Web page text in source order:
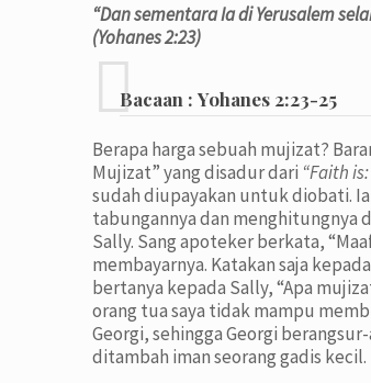
“Dan sementara Ia di Yerusalem
(Yohanes 2:23)
Bacaan : Yohanes 2:23-25
Berapa harga sebuah mujizat?
Mujizat” yang disadur dari “Faith
sudah diupayakan untuk diobati.
tabungannya dan menghitungnya
Sally. Sang apoteker berkata,
membayarnya. Katakan saja
bertanya kepada Sally, “Apa
orang tua saya tidak mampu
Georgi, sehingga Georgi
ditambah iman seorang gadis kecil.